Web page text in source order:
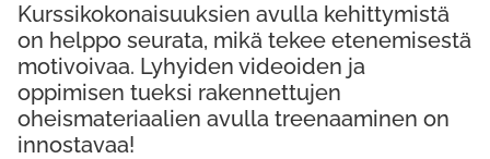
Kurssikokonaisuuksien avulla kehittymistä
on helppo seurata, mikä tekee etenemisestä
motivoivaa. Lyhyiden videoiden ja
oppimisen tueksi rakennettujen
oheismateriaalien avulla treenaaminen on
innostavaa!